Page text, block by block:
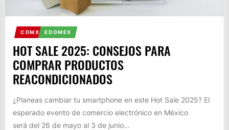
CDMX EDOMEX
HOT SALE 2025: CONSEJOS PARA
COMPRAR PRODUCTOS
REACONDICIONADOS
¿Planeas cambiar tu smartphone en este Hot Sale 2025? El
esperado evento de comercio electrónico en México
será del 26 de mayo al 3 de junio...